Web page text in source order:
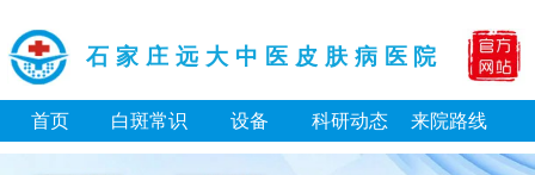
石家庄远大中医皮肤病医院
首页 白斑常识 设备 科研动态 来院路线